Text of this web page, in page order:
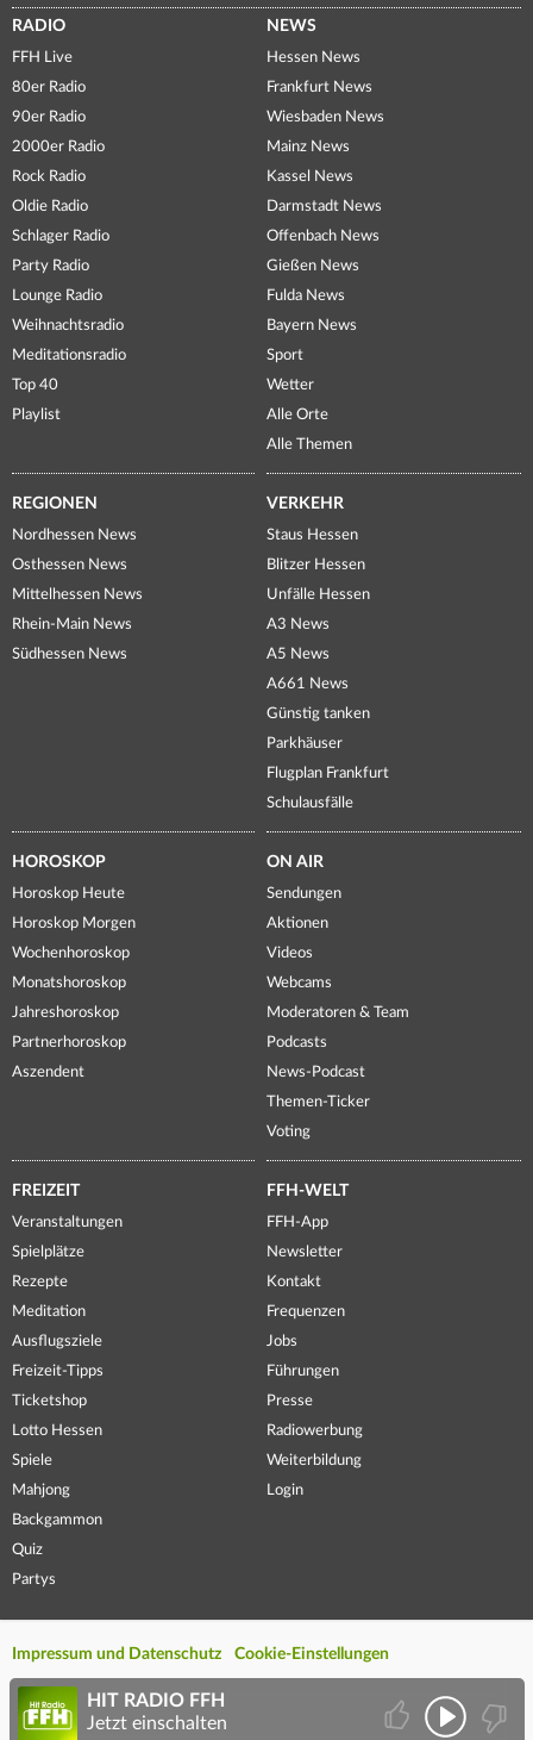
RADIO
FFH Live
80er Radio
90er Radio
2000er Radio
Rock Radio
Oldie Radio
Schlager Radio
Party Radio
Lounge Radio
Weihnachtsradio
Meditationsradio
Top 40
Playlist
NEWS
Hessen News
Frankfurt News
Wiesbaden News
Mainz News
Kassel News
Darmstadt News
Offenbach News
Gießen News
Fulda News
Bayern News
Sport
Wetter
Alle Orte
Alle Themen
REGIONEN
Nordhessen News
Osthessen News
Mittelhessen News
Rhein-Main News
Südhessen News
VERKEHR
Staus Hessen
Blitzer Hessen
Unfälle Hessen
A3 News
A5 News
A661 News
Günstig tanken
Parkhäuser
Flugplan Frankfurt
Schulausfälle
HOROSKOP
Horoskop Heute
Horoskop Morgen
Wochenhoroskop
Monatshoroskop
Jahreshoroskop
Partnerhoroskop
Aszendent
ON AIR
Sendungen
Aktionen
Videos
Webcams
Moderatoren & Team
Podcasts
News-Podcast
Themen-Ticker
Voting
FREIZEIT
Veranstaltungen
Spielplätze
Rezepte
Meditation
Ausflugsziele
Freizeit-Tipps
Ticketshop
Lotto Hessen
Spiele
Mahjong
Backgammon
Quiz
Partys
FFH-WELT
FFH-App
Newsletter
Kontakt
Frequenzen
Jobs
Führungen
Presse
Radiowerbung
Weiterbildung
Login
Impressum und Datenschutz Cookie-Einstellungen
HIT RADIO FFH
Jetzt einschalten